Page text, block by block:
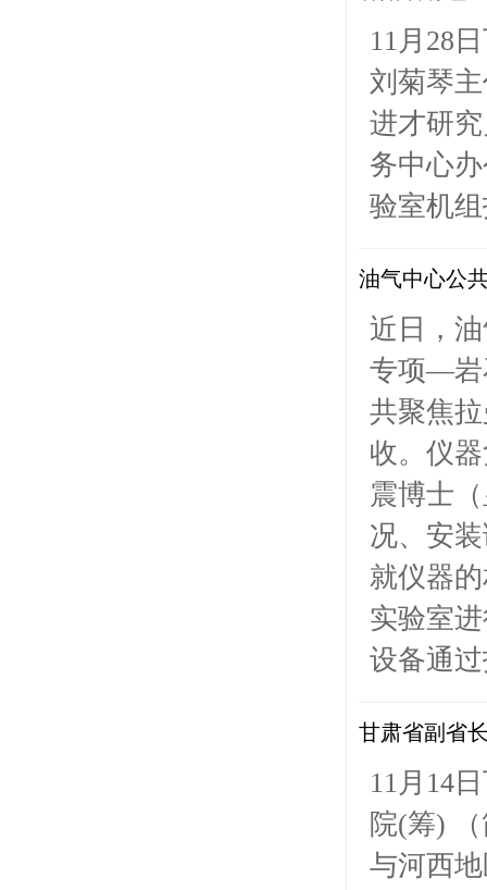
11月28
刘菊琴
进才研
务中心
验室机
油气中心公
近日，
专项—岩
共聚焦
收。仪
震博士
况、安
就仪器
实验室
设备通
甘肃省副省
11月14
院(筹)
与河西